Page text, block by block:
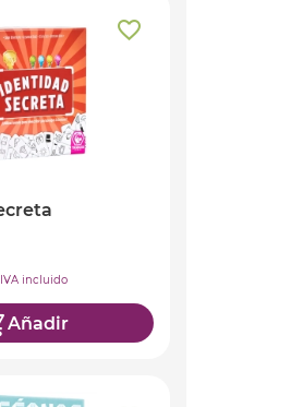
IVA incluido
Añadir